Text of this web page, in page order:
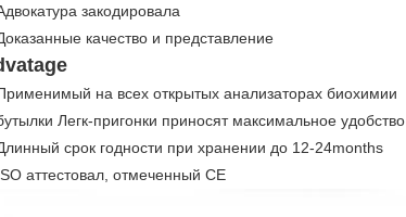
закодировала
качество и представление
на всех открытых анализаторах биохимии
Легк-пригонки приносят максимальное удобство
срок годности при хранении до 12-24months
аттестовал, отмеченный CE